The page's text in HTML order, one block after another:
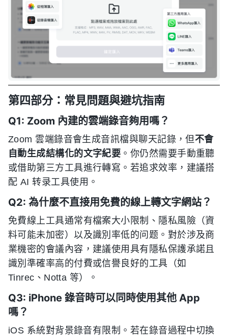
第四部分：常見問題與避坑指南
Q1: Zoom 內建的雲端錄音夠用嗎？
Zoom 雲端錄音會生成音訊檔與聊天記錄，但不會
自動生成結構化的文字紀要 。你仍然需要手動重聽
或借助第三方工具進行轉寫。若追求效率，建議搭
配 AI 转录工具使用。
Q2: 為什麼不直接用免費的線上轉文字網站？
免費線上工具通常有檔案大小限制、隱私風險（資
料可能未加密）以及識別率低的问题。對於涉及商
業機密的會議內容，建議使用具有隱私保護承諾且
識別準確率高的付費或信譽良好的工具（如
Tinrec、Notta 等）。
Q3: iPhone 錄音時可以同時使用其他 App
嗎？
iOS 系統對背景錄音有限制。若在錄音過程中切換